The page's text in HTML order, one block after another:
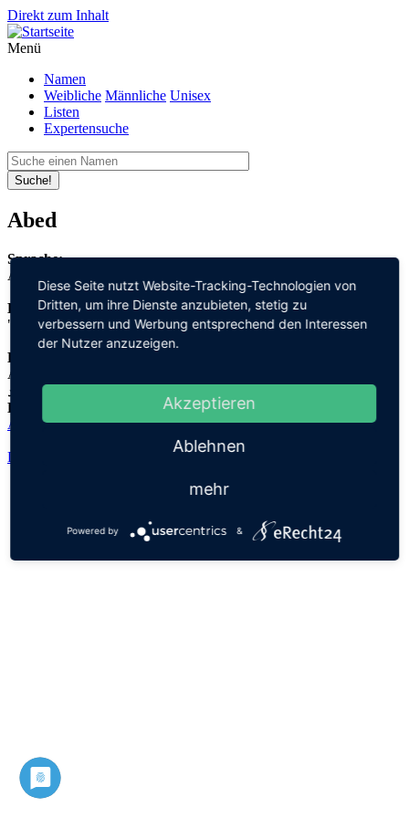
Direkt zum Inhalt
Menü
Namen
Weibliche Männliche Unisex
Listen
Expertensuche
Suche!
Abed
Sprache:
Arabisch
Bedeutung:
"Verehrer"
Herleitung:
Arabisch,
عابد "ahbid"
Herkunftsname:
Abid
Datenschutz
Diese Seite nutzt Website-Tracking-Technologien von
Dritten, um ihre Dienste anzubieten, stetig zu
verbessern und Werbung entsprechend den Interessen
der Nutzer anzuzeigen.
Akzeptieren
Ablehnen
mehr
Powered by &